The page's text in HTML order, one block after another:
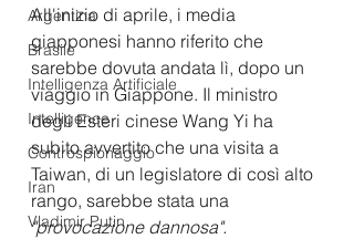
Argentina
Brasile
Intelligenza Artificiale
Intelligence
Controspionaggio
Iran
Vladimir Putin
All'inizio di aprile, i media
giapponesi hanno riferito che
sarebbe dovuta andata lì, dopo un
viaggio in Giappone. Il ministro
degli Esteri cinese Wang Yi ha
subito avvertito che una visita a
Taiwan, di un legislatore di così alto
rango, sarebbe stata una
"provocazione dannosa".